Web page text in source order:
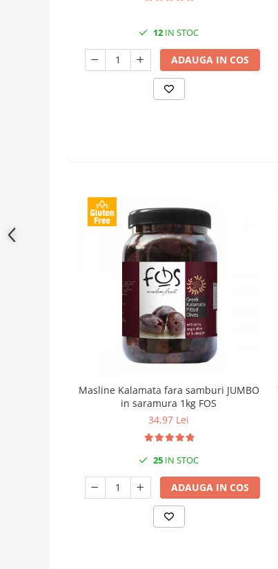
12 IN STOC
ADAUGA IN COS
Masline Kalamata fara samburi JUMBO
in saramura 1kg FOS
34,97 Lei
25 IN STOC
ADAUGA IN COS